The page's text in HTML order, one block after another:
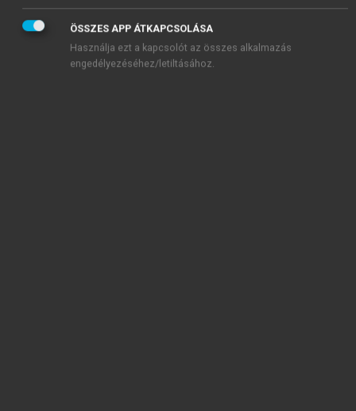
ÖSSZES APP ÁTKAPCSOLÁSA
Használja ezt a kapcsolót az összes alkalmazás
engedélyezéséhez/letiltásához.